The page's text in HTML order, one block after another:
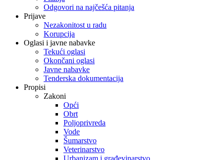
Odgovori na najčešća pitanja
Prijave
Nezakonitost u radu
Korupcija
Oglasi i javne nabavke
Tekući oglasi
Okončani oglasi
Javne nabavke
Tenderska dokumentacija
Propisi
Zakoni
Opći
Obrt
Poljoprivreda
Vode
Šumarstvo
Veterinarstvo
Urbanizam i građevinarstvo